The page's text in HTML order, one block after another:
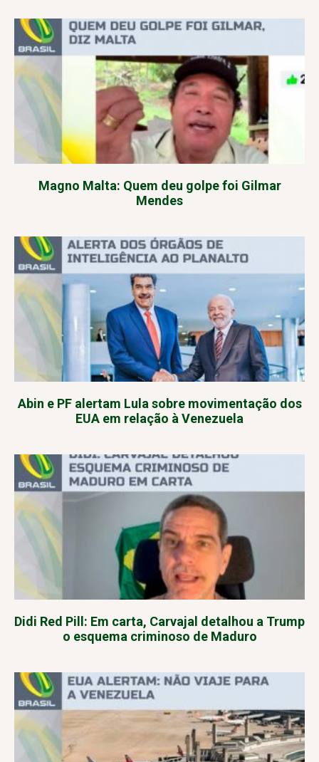
Magno Malta: Quem deu golpe foi Gilmar
Mendes
Abin e PF alertam Lula sobre movimentação dos
EUA em relação à Venezuela
Didi Red Pill: Em carta, Carvajal detalhou a Trump
o esquema criminoso de Maduro